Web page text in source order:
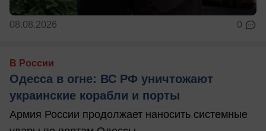
08.08.2026 0
В России
Одесса в огне: ВС РФ уничтожают
украинские корабли и порты
Армия России продолжает наносить системные